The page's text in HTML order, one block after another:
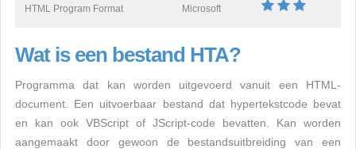
HTML Program Format Microsoft
Wat is een bestand HTA?
Programma dat kan worden uitgevoerd vanuit een HTML-
document. Een uitvoerbaar bestand dat hypertekstcode bevat
en kan ook VBScript of JScript-code bevatten. Kan worden
aangemaakt door gewoon de bestandsuitbreiding van een